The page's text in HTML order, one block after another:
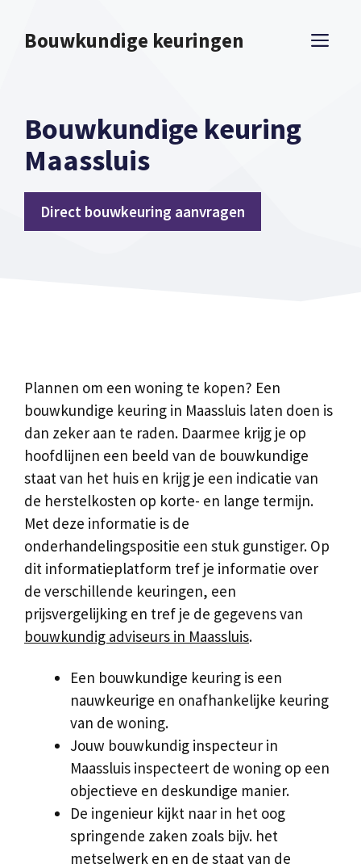
naarBouwkundige keuringen
Bouwkundige keuring
Maassluis
Direct bouwkeuring aanvragen
Plannen om een woning te kopen? Een
bouwkundige keuring in Maassluis laten doen is
dan zeker aan te raden. Daarmee krijg je op
hoofdlijnen een beeld van de bouwkundige
staat van het huis en krijg je een indicatie van
de herstelkosten op korte- en lange termijn.
Met deze informatie is de
onderhandelingspositie een stuk gunstiger. Op
dit informatieplatform tref je informatie over
de verschillende keuringen, een
prijsvergelijking en tref je de gegevens van
bouwkundig adviseurs in Maassluis.
Een bouwkundige keuring is een
nauwkeurige en onafhankelijke keuring
van de woning.
Jouw bouwkundig inspecteur in
Maassluis inspecteert de woning op een
objectieve en deskundige manier.
De ingenieur kijkt naar in het oog
springende zaken zoals bijv. het
metselwerk en en de staat van de